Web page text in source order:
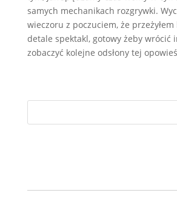
samych mechanikach rozgrywki.
wieczoru z poczuciem, że
detale spektakl, gotowy żeby wrócić
zobaczyć kolejne odsłony tej